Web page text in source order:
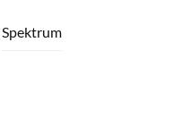
Spektrum